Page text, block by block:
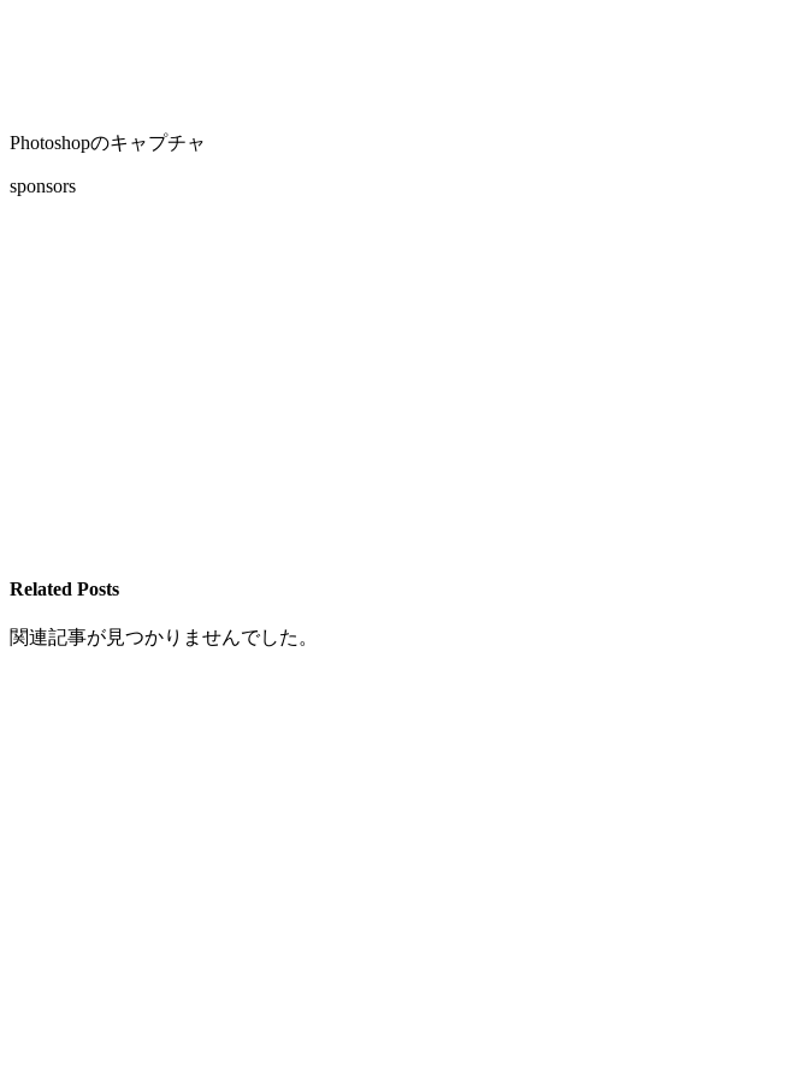
Photoshopのキャプチャ
sponsors
Related Posts
関連記事が見つかりませんでした。